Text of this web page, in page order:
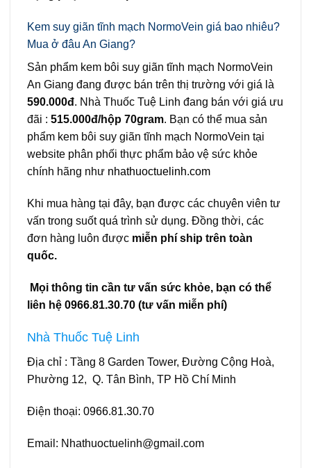
Kem suy giãn tĩnh mạch NormoVein giá bao nhiêu?
Mua ở đâu An Giang?
Sản phẩm kem bôi suy giãn tĩnh mạch NormoVein
An Giang đang được bán trên thị trường với giá là
590.000đ. Nhà Thuốc Tuệ Linh đang bán với giá ưu
đãi : 515.000đ/hộp 70gram. Bạn có thể mua sản
phẩm kem bôi suy giãn tĩnh mạch NormoVein tại
website phân phối thực phẩm bảo vệ sức khỏe
chính hãng như nhathuoctuelinh.com
Khi mua hàng tại đây, bạn được các chuyên viên tư
vấn trong suốt quá trình sử dụng. Đồng thời, các
đơn hàng luôn được miễn phí ship trên toàn
quốc.
Mọi thông tin cần tư vấn sức khỏe, bạn có thể
liên hệ 0966.81.30.70 (tư vấn miễn phí)
Nhà Thuốc Tuệ Linh
Địa chỉ : Tầng 8 Garden Tower, Đường Cộng Hoà,
Phường 12, Q. Tân Bình, TP Hồ Chí Minh
Điện thoại: 0966.81.30.70
Email: Nhathuoctuelinh@gmail.com